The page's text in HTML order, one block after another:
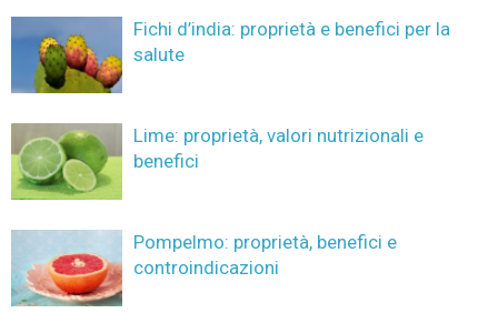
Fichi d’india: proprietà e benefici per la
salute
Lime: proprietà, valori nutrizionali e
benefici
Pompelmo: proprietà, benefici e
controindicazioni